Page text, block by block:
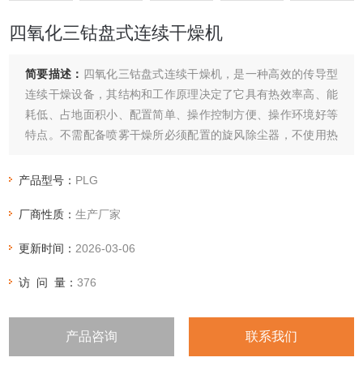
四氧化三钴盘式连续干燥机
简要描述： 四氧化三钴盘式连续干燥机，是一种高效的传导型
连续干燥设备，其结构和工作原理决定了它具有热效率高、能
耗低、占地面积小、配置简单、操作控制方便、操作环境好等
特点。不需配备喷雾干燥所必须配置的旋风除尘器，不使用热
气夹带造成的产品损失。盘式连续干燥机广泛适用于化工，医
产品型号： PLG
厂商性质：生产厂家
更新时间： 2026-03-06
访 问 量：376
产品咨询 联系我们